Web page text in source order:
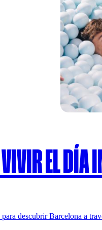
EL DÍA
descubrir Barcelona a